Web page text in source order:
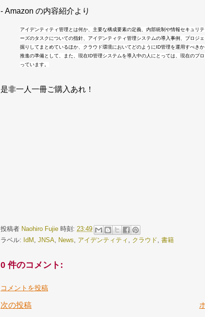
- Amazon の内容紹介より
アイデンティティ管理とは何か、主要な構成要素の定義、内部統制や情報セキュリ
ーズのタスクについての指針、アイデンティティ管理システムの導入事例、プロジ
掘りしてまとめているほか、クラウド環境においてどのようにID管理を運用すべき
推進の準備として、また、現在ID管理システムを導入中の人にとっては、現在のプ
っています。
是非一人一冊ご購入あれ！
投稿者 Naohiro Fujie 時刻:23:49
ラベル: IdM ,JNSA, News, アイデンティティ , クラウド,書籍
0 件のコメント:
コメントを投稿
次の投稿